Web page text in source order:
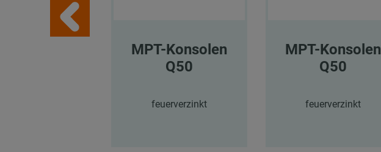
MPT-Konsolen
Q50
feuerverzinkt
MPT-Konsolen
Q50
feuerverzinkt